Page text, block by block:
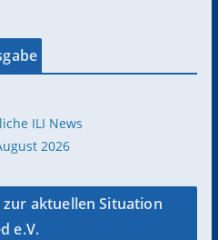
ILI News
2026
aktuellen Situation
e.V.